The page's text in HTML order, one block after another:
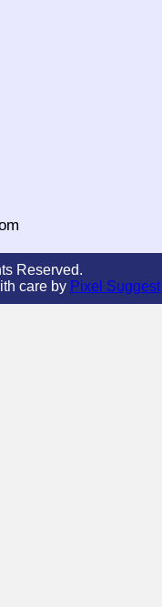
Reserved.
care by Pixel Suggest